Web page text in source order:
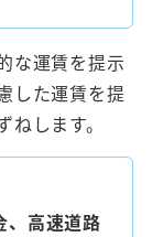
な運賃を提示
した運賃を提
します。
、高速道路